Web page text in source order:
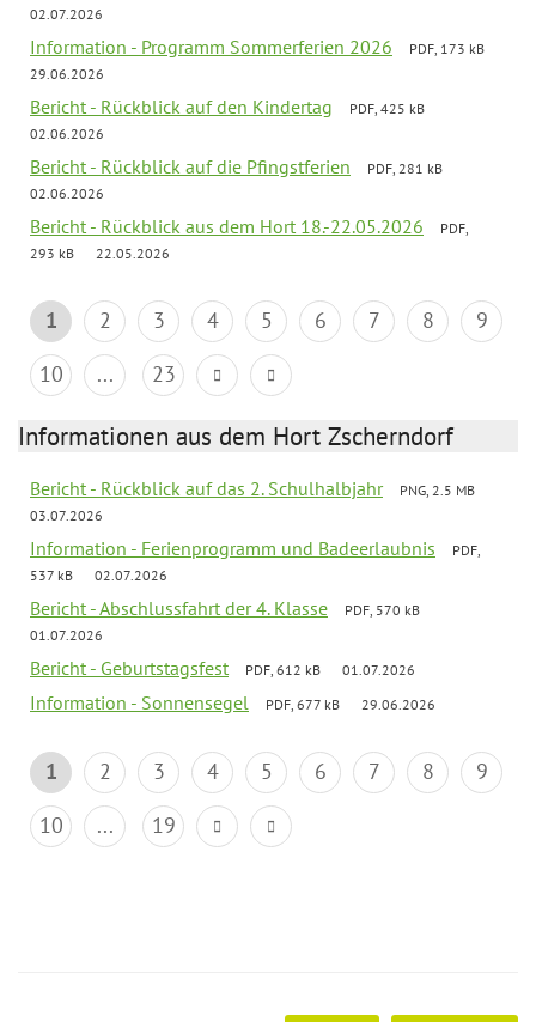
02.07.2026
Information - Programm Sommerferien 2026
PDF, 173 kB
29.06.2026
Bericht - Rückblick auf den Kindertag
PDF, 425 kB
02.06.2026
Bericht - Rückblick auf die Pfingstferien
PDF, 281 kB
02.06.2026
Bericht - Rückblick aus dem Hort 18.-22.05.2026
PDF,
293 kB
22.05.2026
1 2 3 4 5 6 7 8
9
10
... 23
Informationen aus dem Hort Zscherndorf
Bericht - Rückblick auf das 2. Schulhalbjahr
PNG, 2.5 MB
03.07.2026
Information - Ferienprogramm und Badeerlaubnis
PDF,
537 kB
02.07.2026
Bericht - Abschlussfahrt der 4. Klasse
PDF, 570 kB
01.07.2026
Bericht - Geburtstagsfest PDF, 612 kB 01.07.2026
Information - Sonnensegel PDF, 677 kB 29.06.2026
1 2 3 4 5 6 7 8
9
10
... 19